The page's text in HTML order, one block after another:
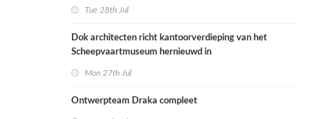
Tue 28th Jul
Dok architecten richt kantoorverdieping van het
Scheepvaartmuseum hernieuwd in
Mon 27th Jul
Ontwerpteam Draka compleet